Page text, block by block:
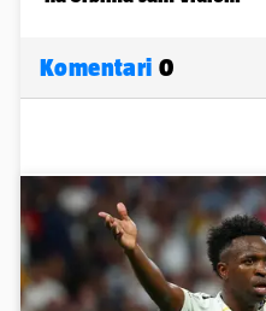
Komentari 0